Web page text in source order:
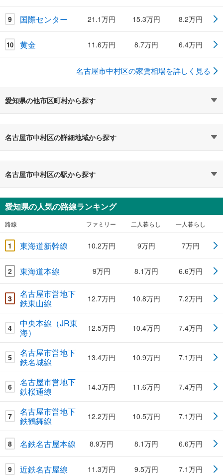
9 国際センター 21.1万円 15.3万円 8.2万円
10 黄金 11.6万円 8.7万円 6.4万円
名古屋市中村区の家賃相場を詳しく見る
愛知県の他市区町村から探す
名古屋市中村区の詳細地域から探す
名古屋市中村区の駅から探す
愛知県の人気の路線ランキング
路線 ファミリー 二人暮らし 一人暮らし
1 東海道新幹線 10.2万円 9万円 7万円
2 東海道本線 9万円 8.1万円 6.6万円
3
名古屋市営地下
鉄東山線
12.7万円 10.8万円 7.2万円
4
中央本線（JR東
海）
12.5万円 10.4万円 7.4万円
5
名古屋市営地下
鉄名城線
13.4万円 10.9万円 7.1万円
6
名古屋市営地下
鉄桜通線
14.3万円 11.6万円 7.4万円
7
名古屋市営地下
鉄鶴舞線
12.2万円 10.5万円 7.1万円
8 名鉄名古屋本線 8.9万円 8.1万円 6.6万円
9 近鉄名古屋線 11.3万円 9.5万円 7.1万円